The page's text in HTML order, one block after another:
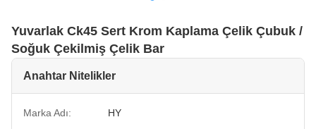
Yuvarlak Ck45 Sert Krom Kaplama Çelik Çubuk /
Soğuk Çekilmiş Çelik Bar
Anahtar Nitelikler
Marka Adı:
HY